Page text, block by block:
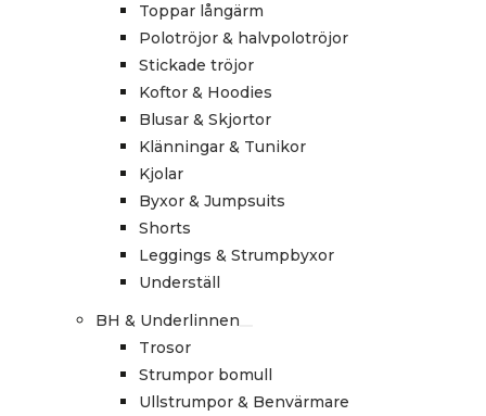
Toppar långärm
Polotröjor & halvpolotröjor
Stickade tröjor
Koftor & Hoodies
Blusar & Skjortor
Klänningar & Tunikor
Kjolar
Byxor & Jumpsuits
Shorts
Leggings & Strumpbyxor
Underställ
BH & Underlinnen
Trosor
Strumpor bomull
Ullstrumpor & Benvärmare